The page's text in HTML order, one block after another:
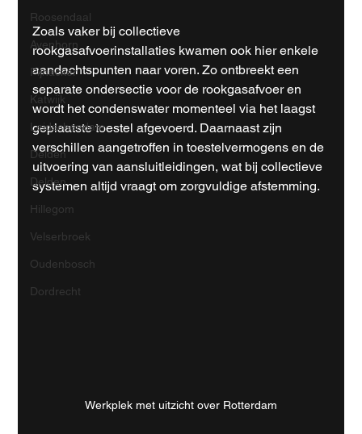
Roosendaal
Avenhorn
Pijnacker
Katwijk
Leidschendam
Delden
Delden
Hillegom
Velserbroek
Oudenbosch
Dordrecht
Zoals vaker bij collectieve
rookgasafvoerinstallaties kwamen ook hier enkele
aandachtspunten naar voren. Zo ontbreekt een
separate ondersectie voor de rookgasafvoer en
wordt het condenswater momenteel via het laagst
geplaatste toestel afgevoerd. Daarnaast zijn
verschillen aangetroffen in toestelvermogens en de
uitvoering van aansluitleidingen, wat bij collectieve
systemen altijd vraagt om zorgvuldige afstemming.
Werkplek met uitzicht over Rotterdam